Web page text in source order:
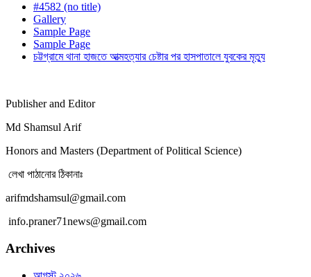
#4582 (no title)
Gallery
Sample Page
Sample Page
চট্টগ্রামে থানা হাজতে আত্মহত্যার চেষ্টার পর হাসপাতালে যুবকের মৃত্যু
Publisher and Editor
Md Shamsul Arif
Honors and Masters (Department of Political Science)
লেখা পাঠানোর ঠিকানাঃ
arifmdshamsul@gmail.com
info.praner71news@gmail.com
Archives